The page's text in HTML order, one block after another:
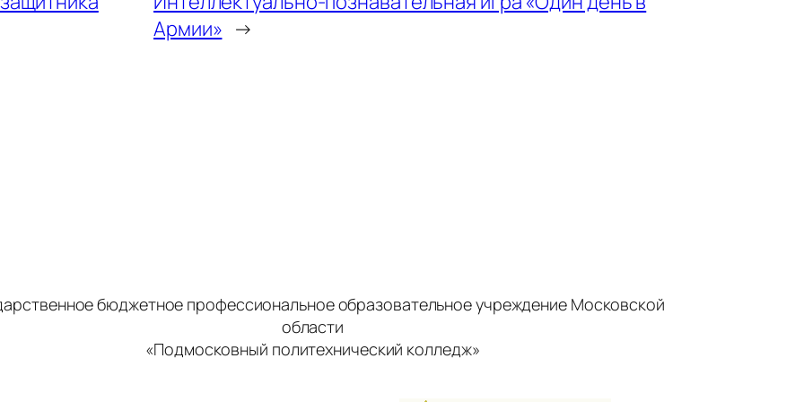
Армии» →
бюджетное профессиональное образовательное учреждение Московской
области
«Подмосковный политехнический колледж»